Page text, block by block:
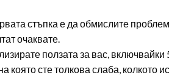
стъпка е да обмислите
очаквате.
ползата за вас, включвайки
която сте толкова слаба, колкото